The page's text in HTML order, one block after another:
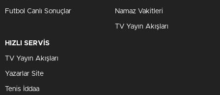
Futbol Canlı Sonuçlar Namaz Vakitleri
TV Yayın Akışları
HIZLI SERVİS
TV Yayın Akışları
Yazarlar Site
Tenis İddaa